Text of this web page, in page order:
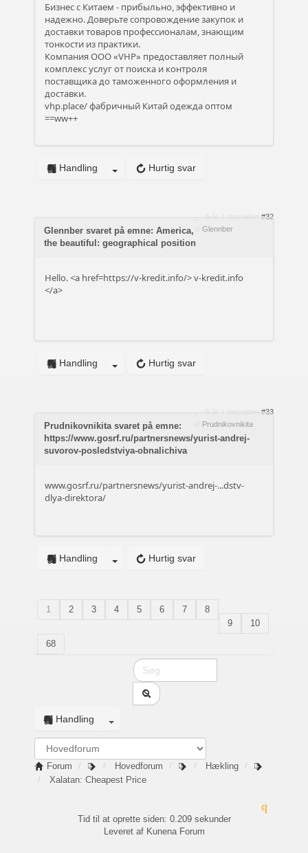
Бизнес с Китаем - прибыльно, эффективно и
надежно. Доверьте сопровождение закупок и
доставки товаров профессионалам, знающим
тонкости из практики.
Компания ООО «VHP» предоставляет полный
комплекс услуг от поиска и контроля
поставщика до таможенного оформления и
доставки.
vhp.place/фабричный Китай одежда оптом
==ww++
Hurtig svar
Handling
#32
Glennber
Glennber svaret på emne: America,
the beautiful: geographical position
Hello. <a href=https://v-kredit.info/>v-kredit.info
</a>
Hurtig svar
Handling
#33
Prudnikovnikita
Prudnikovnikita svaret på emne:
https://www.gosrf.ru/partnersnews/yurist-andrej-
suvorov-posledstviya-obnalichiva
www.gosrf.ru/partnersnews/yurist-andrej-...dstv-
dlya-direktora/
Hurtig svar
Handling
1 2 3 4 5 6 7
8
9
10
68
Handling
Forum Hovedforum
Hækling
Xalatan: Cheapest Price
Tid til at oprette siden: 0.209 sekunder
Leveret af Kunena Forum